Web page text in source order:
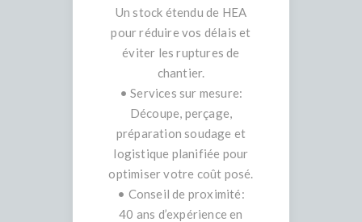
Un stock étendu de HEA
pour réduire vos délais et
éviter les ruptures de
chantier.
• Services sur mesure:
Découpe, perçage,
préparation soudage et
logistique planifiée pour
optimiser votre coût posé.
• Conseil de proximité:
40 ans d’expérience en